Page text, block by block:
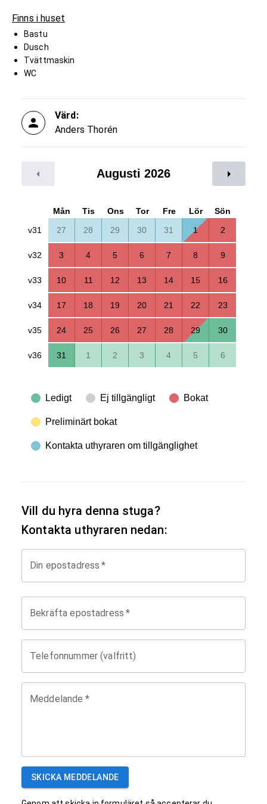
Finns i huset
Bastu
Dusch
Tvättmaskin
WC
Värd:
Anders Thorén
Augusti 2026
Mån Tis Ons Tor Fre Lör
Sön
v31
27 28 29 30 31 1 2
v32 3 4 5 6 7 8 9
v33 10 11 12 13 14 15 16
v34 17 18 19 20 21 22 23
v35 24 25 26 27 28 29 30
v36 31 1 2 3 4 5 6
Ledigt Ej tillgängligt Bokat
Preliminärt bokat
Kontakta uthyraren om tillgänglighet
Vill du hyra denna stuga?
Kontakta uthyraren nedan:
Din epostadress *
Bekräfta epostadress *
Telefonnummer (valfritt)
Meddelande *
SKICKA MEDDELANDE